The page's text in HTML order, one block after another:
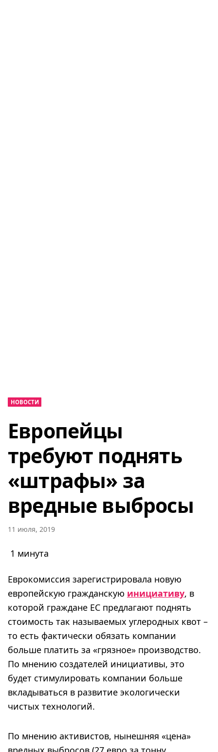
НОВОСТИ
Европейцы
требуют поднять
«штрафы» за
вредные выбросы
11 июля, 2019
1 минута
Еврокомиссия зарегистрировала новую
европейскую гражданскую инициативу, в
которой граждане ЕС предлагают поднять
стоимость так называемых углеродных квот –
то есть фактически обязать компании
больше платить за «грязное» производство.
По мнению создателей инициативы, это
будет стимулировать компании больше
вкладываться в развитие экологически
чистых технологий.
По мнению активистов, нынешняя «цена»